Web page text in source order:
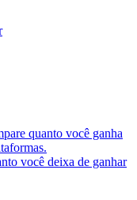
quanto você ganha
você deixa de ganhar